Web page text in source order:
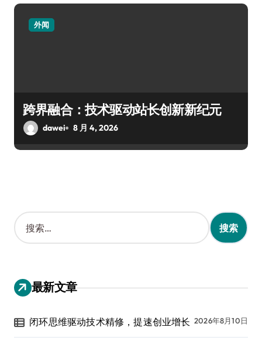
外闻
跨界融合：技术驱动站长创新新纪元
dawei 8 月 4, 2026
搜
索
：
最新文章
闭环思维驱动技术精修，提速创业增长 2026年8月10日